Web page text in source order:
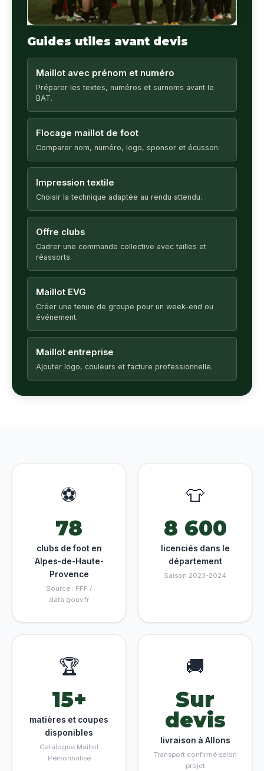
Guides utiles avant devis
Maillot avec prénom et numéro
Préparer les textes, numéros et surnoms avant le
BAT.
Flocage maillot de foot
Comparer nom, numéro, logo, sponsor et écusson.
Impression textile
Choisir la technique adaptée au rendu attendu.
Offre clubs
Cadrer une commande collective avec tailles et
réassorts.
Maillot EVG
Créer une tenue de groupe pour un week-end ou
événement.
Maillot entreprise
Ajouter logo, couleurs et facture professionnelle.
⚽
78
clubs de foot en
Alpes-de-Haute-
Provence
Source : FFF /
data.gouv.fr
👕
8 600
licenciés dans le
département
Saison 2023-2024
🏆
15+
matières et coupes
disponibles
Catalogue Maillot
Personnalisé
🚚
Sur
devis
livraison à Allons
Transport confirmé selon
projet